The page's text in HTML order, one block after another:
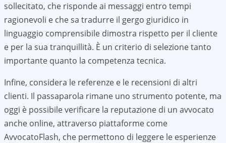
sollecitato, che risponde ai messaggi entro tempi
ragionevoli e che sa tradurre il gergo giuridico in
linguaggio comprensibile dimostra rispetto per il cliente
e per la sua tranquillità. È un criterio di selezione tanto
importante quanto la competenza tecnica.
Infine, considera le referenze e le recensioni di altri
clienti. Il passaparola rimane uno strumento potente, ma
oggi è possibile verificare la reputazione di un avvocato
anche online, attraverso piattaforme come
AvvocatoFlash, che permettono di leggere le esperienze